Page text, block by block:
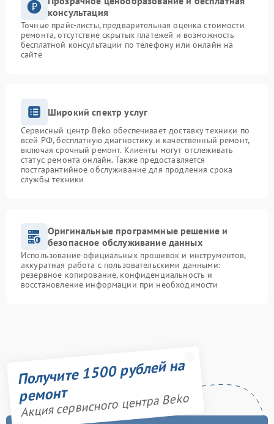
консультация
Точные прайс-листы, предварительная оценка стоимости
ремонта, отсутствие скрытых платежей и возможность
бесплатной консультации по телефону или онлайн на
сайте
Широкий спектр услуг
Сервисный центр Beko обеспечивает доставку техники по
всей РФ, бесплатную диагностику и качественный ремонт,
включая срочный ремонт. Клиенты могут отслеживать
статус ремонта онлайн. Также предоставляется
постгарантийное обслуживание для продления срока
службы техники
Оригинальные программные решение и
безопасное обслуживание данных
Использование официальных прошивок и инструментов,
аккуратная работа с пользовательскими данными:
резервное копирование, конфиденциальность и
восстановление информации при необходимости
Получите 1500 рублей на
ремонт
Акция сервисного центра Beko